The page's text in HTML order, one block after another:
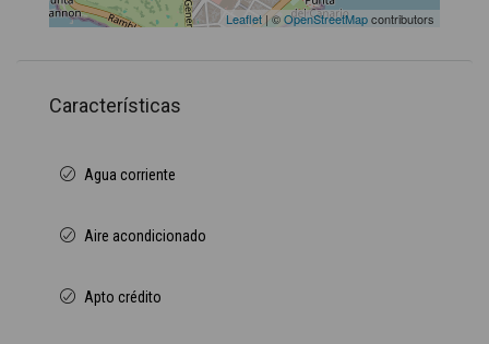
Leaflet| ©OpenStreetMapcontributors
Características
Agua corriente
Aire acondicionado
Apto crédito